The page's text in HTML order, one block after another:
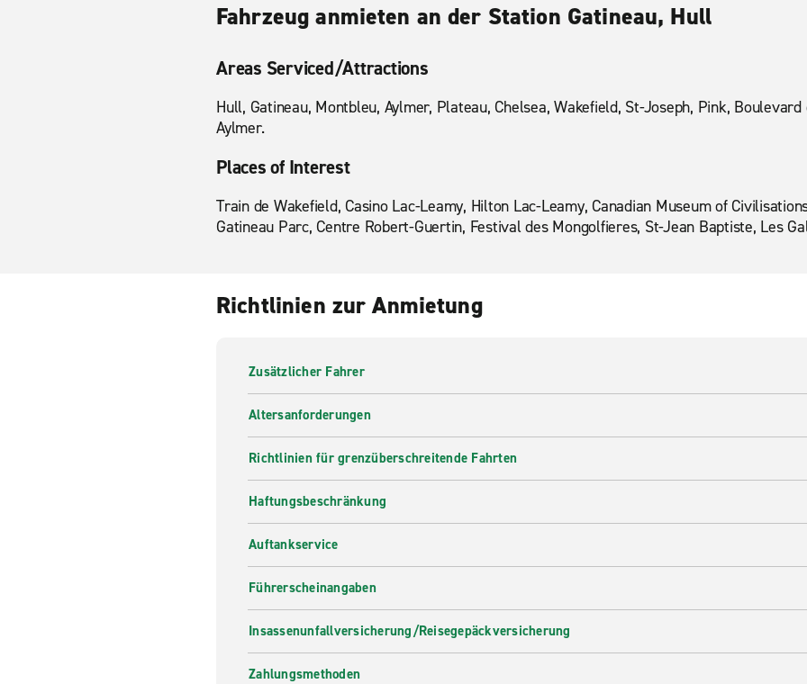
Fahrzeug anmieten an der Station Gatineau, Hull
Areas Serviced/Attractions
Hull, Gatineau, Montbleu, Aylmer, Plateau, Chelsea, Wakefield, St-Joseph, Pink,
Aylmer.
Places of Interest
Train de Wakefield, Casino Lac-Leamy, Hilton Lac-Leamy, Canadian Museum of
Gatineau Parc, Centre Robert-Guertin, Festival des Mongolfieres, St-Jean Baptiste, Les
Richtlinien zur Anmietung
Zusätzlicher Fahrer
Altersanforderungen
Richtlinien für grenzüberschreitende Fahrten
Haftungsbeschränkung
Auftankservice
Führerscheinangaben
Insassenunfallversicherung/Reisegepäckversicherung
Zahlungsmethoden